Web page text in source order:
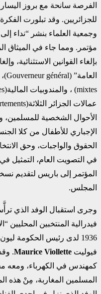
الفرصة سانحة مع بروز
للجزائريين. وقد تبلورت
وجمعية العلماء بنشر “نداء
مؤتمر. ومما جاء في الميثاق
بإلغاء القوانين الاستثنائية،
الأحوال الشخصية للمسلمين،
الإجباري للأطفال من كلا
الحقوق والواجبات، وحق
في التصويت العام، التمثيل
المؤتمر إلى باريس لتقديم
المجلس.
وجرى استقبال الوفد الذي
1936 لدى رئيس الحكومة
فيوليت Maurice Viollette
.
كمهندس في الكهرباء، ومعه
المسلمين المغاربة، مِنْ هذه